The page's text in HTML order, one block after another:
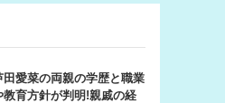
田愛菜の両親の学歴と職業
教育方針が判明!親戚の経